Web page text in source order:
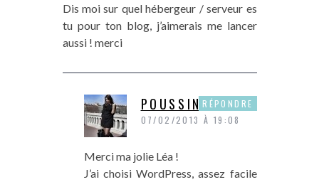
Dis moi sur quel hébergeur / serveur es
tu pour ton blog, j’aimerais me lancer
aussi ! merci
POUSSINE
07/02/2013 À 19:08
Merci ma jolie Léa !
J’ai choisi WordPress, assez facile
RÉPONDRE